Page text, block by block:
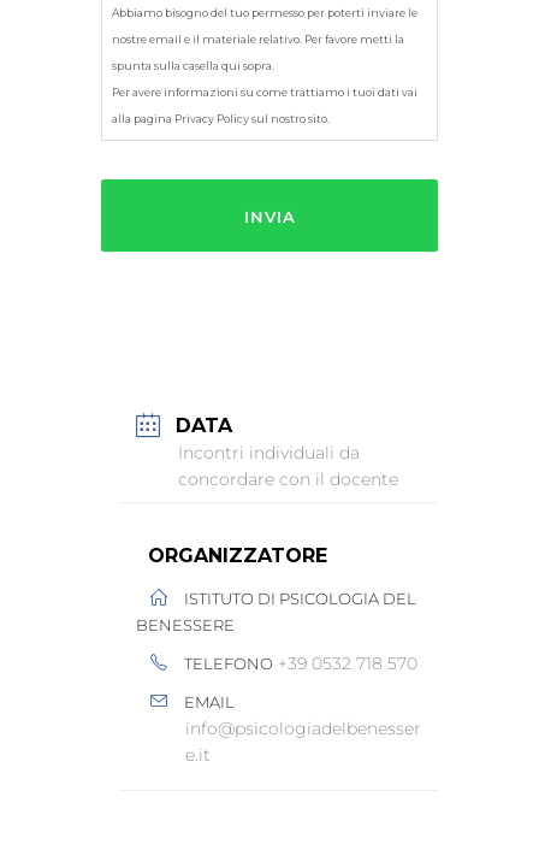
Abbiamo bisogno del tuo permesso per poterti inviare le
nostre email e il materiale relativo. Per favore metti la
spunta sulla casella qui sopra.
Per avere informazioni su come trattiamo i tuoi dati vai
alla pagina Privacy Policy sul nostro sito.
DATA
Incontri individuali da
concordare con il docente
ORGANIZZATORE
ISTITUTO DI PSICOLOGIA DEL
BENESSERE
TELEFONO +39 0532 718 570
EMAIL
info@psicologiadelbenesser
e.it